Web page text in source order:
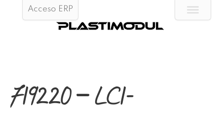
Acceso ERP
F19220 – LC1-